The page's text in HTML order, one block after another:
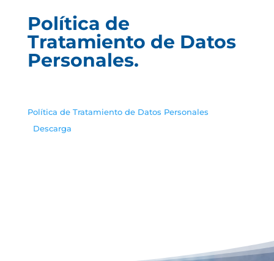
Política de
Tratamiento de Datos
Personales.
Política de Tratamiento de Datos Personales
Descarga